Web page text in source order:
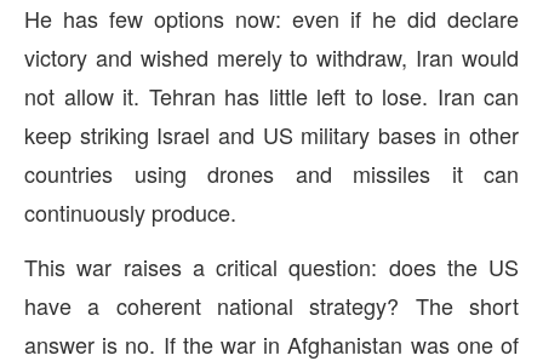
He has few options now: even if he did declare
victory and wished merely to withdraw, Iran would
not allow it. Tehran has little left to lose. Iran can
keep striking Israel and US military bases in other
countries using drones and missiles it can
continuously produce.
This war raises a critical question: does the US
have a coherent national strategy? The short
answer is no. If the war in Afghanistan was one of